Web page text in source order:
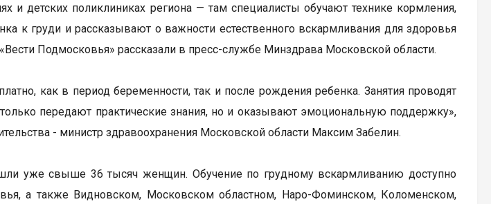
и детских поликлиниках региона — там специалисты обучают технике кормления,
к груди и рассказывают о важности естественного вскармливания для здоровья
Подмосковья» рассказали в пресс-службе Минздрава Московской области.
как в период беременности, так и после рождения ребенка. Занятия проводят
передают практические знания, но и оказывают эмоциональную поддержку»,
- министр здравоохранения Московской области Максим Забелин.
уже свыше 36 тысяч женщин. Обучение по грудному вскармливанию доступно
а также Видновском, Московском областном, Наро-Фоминском, Коломенском,